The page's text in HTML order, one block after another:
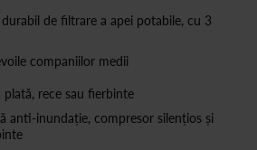
de filtrare a apei potabile, cu 3
companiilor medii
rece sau fierbinte
anti-inundație, compresor silențios și